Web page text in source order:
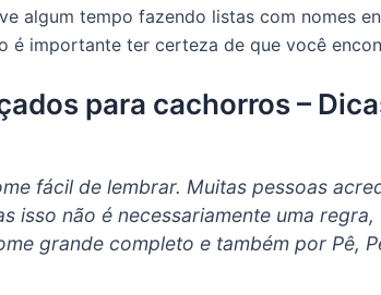
algum tempo fazendo listas com nomes
é importante ter certeza de que você
para cachorros –
fácil de lembrar. Muitas pessoas
isso não é necessariamente uma
grande completo e também por Pê,